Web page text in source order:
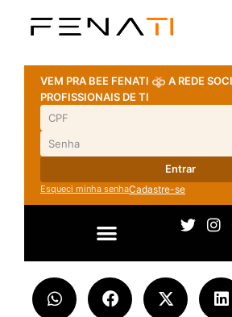
VEM PRA BEE FENATI
A REDE
PROFISSIONAIS DE TI
Entrar
Esqueci minha senhaCadastre-se